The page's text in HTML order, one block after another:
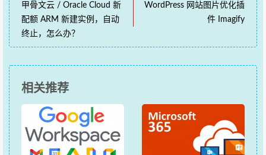
甲骨文云 / Oracle Cloud 新
配额 ARM 新建实例，自动
终止，怎么办？
WordPress 网站图片优化插
件 Imagify
相关推荐